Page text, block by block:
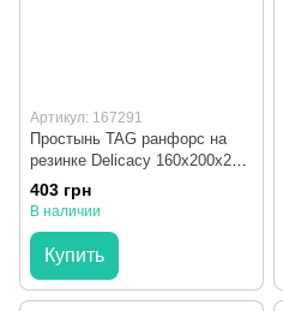
Артикул: 167291
Простынь TAG ранфорс на
резинке Delicacy 160x200x20
см
403 грн
В наличии
Купить